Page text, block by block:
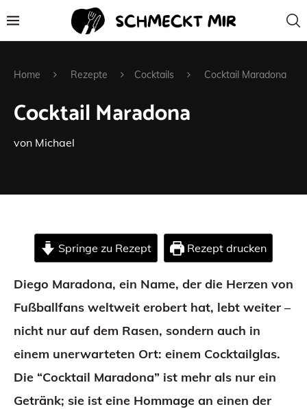
Home Rezepte Cocktails Cocktail Maradona
Cocktail Maradona
von Michael
Springe zu Rezept Rezept drucken
Diego Maradona, ein Name, der die Herzen von
Fußballfans weltweit erobert hat, lebt weiter –
nicht nur auf dem Rasen, sondern auch in
einem unerwarteten Ort: einem Cocktailglas.
Die “Cocktail Maradona” ist mehr als nur ein
Getränk; sie ist eine Hommage an einen der